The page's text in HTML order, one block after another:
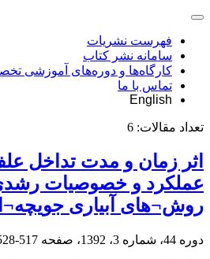
فهرست نشریات
سامانه نشر کتاب
کارگاه‌ها و دوره‌های آموزشی
تماس با ما
English
تعداد مقالات: 6
اثر زمان و مدت تداخل
عملکرد و خصوصیات
روش¬های آبیاری
دوره 44، شماره 3، 1392، صفحه 517-528